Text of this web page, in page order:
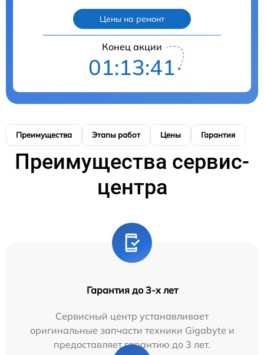
Цены на ремонт
Конец акции
01:13:40
Преимущества Этапы работ Цены Гарантия
Преимущества сервис-
центра
Гарантия до 3-х лет
Сервисный центр устанавливает
оригинальные запчасти техники Gigabyte и
предоставляет гарантию до 3 лет.